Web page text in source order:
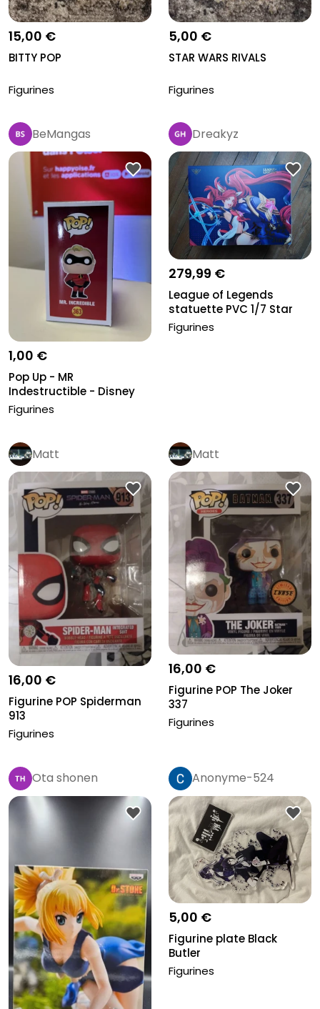
15,00 €
BITTY POP
Figurines
5,00 €
STAR WARS RIVALS
Figurines
BeMangas
1,00 €
Pop Up - MR
Indestructible - Disney
Pixar
Figurines
Dreakyz
279,99 €
League of Legends
statuette PVC 1/7 Star
Guardian...
Figurines
Matt
16,00 €
Figurine POP Spiderman
913
Figurines
Matt
16,00 €
Figurine POP The Joker
337
Figurines
Ota shonen Anonyme-524
5,00 €
Figurine plate Black
Butler
Figurines